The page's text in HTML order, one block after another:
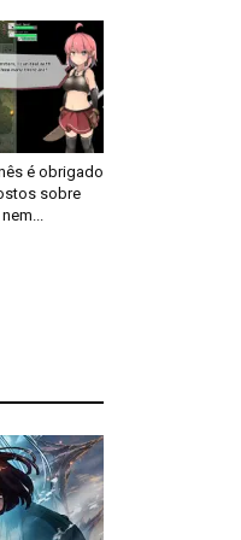
é obrigado
sobre